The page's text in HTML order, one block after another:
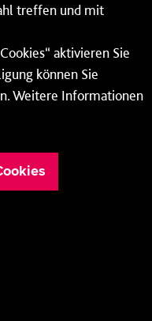
Dort erhalten Sie
bzw. zu
treffen und mit
aktivieren Sie
können Sie
Weitere Informationen